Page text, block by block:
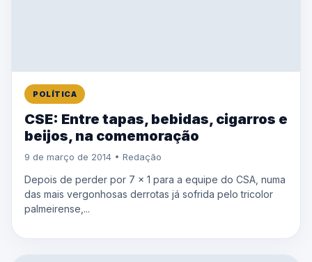
POLÍTICA
CSE: Entre tapas, bebidas, cigarros e
beijos, na comemoração
9 de março de 2014 • Redação
Depois de perder por 7 x 1 para a equipe do CSA, numa
das mais vergonhosas derrotas já sofrida pelo tricolor
palmeirense,...